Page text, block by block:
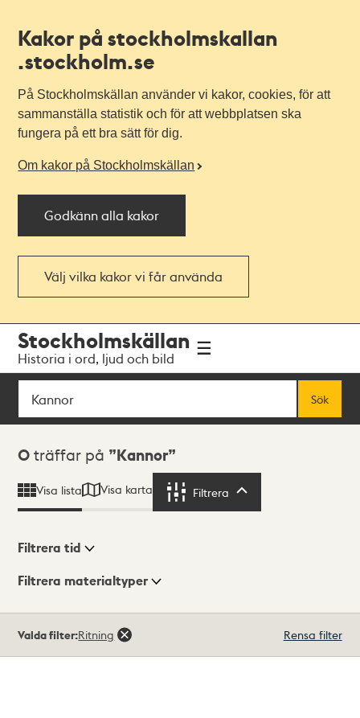
Kakor på stockholmskallan
.stockholm.se
På Stockholmskällan använder vi kakor, cookies, för att
sammanställa statistik och för att webbplatsen ska
fungera på ett bra sätt för dig.
Om kakor på Stockholmskällan
Godkänn alla kakor
Välj vilka kakor vi får använda
navigationen
huvudinnehållet
Stockholmskällan
Historia i ord, ljud och bild
Sök
Sök
Sökresultat
0 träffar på Kannor
Visa lista Visa karta Filtrera
Visningsläge
Filtrera tid
Filtrera materialtyper
träffar
Valda filter:Ritning Rensa filter